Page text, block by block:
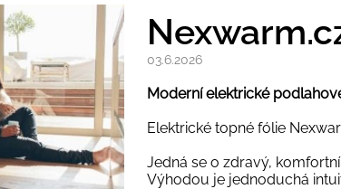
03.6.2026
Moderní elektrické
Elektrické topné fólie
Jedná se o zdravý,
Výhodou je jednoduchá